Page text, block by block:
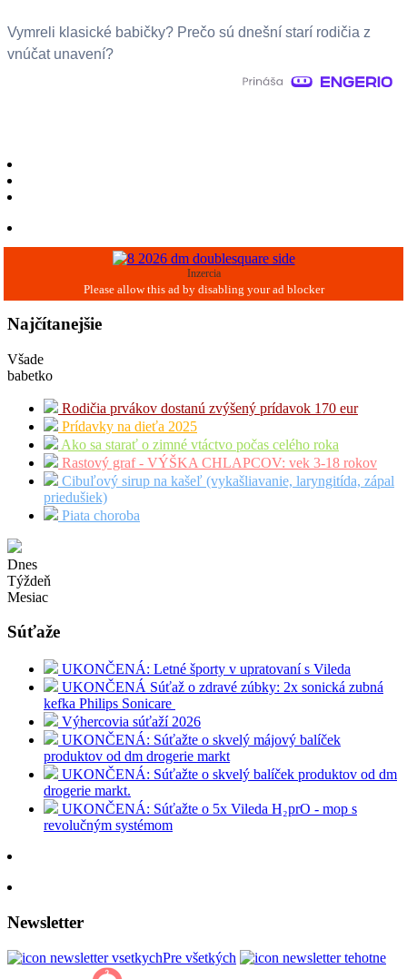
Vymreli klasické babičky? Prečo sú dnešní starí rodičia z
vnúčat unavení?
Inzercia
Najčítanejšie
Všade
babetko
Rodičia prvákov dostanú zvýšený prídavok 170 eur
Prídavky na dieťa 2025
Ako sa starať o zimné vtáctvo počas celého roka
Rastový graf - VÝŠKA CHLAPCOV: vek 3-18 rokov
Cibuľový sirup na kašeľ (vykašliavanie, laryngitída, zápal
priedušiek)
Piata choroba
Dnes
Týždeň
Mesiac
Súťaže
UKONČENÁ: Letné športy v upratovaní s Vileda
UKONČENÁ Súťaž o zdravé zúbky: 2x sonická zubná
kefka Philips Sonicare
Výhercovia súťaží 2026
UKONČENÁ: Súťažte o skvelý májový balíček
produktov od dm drogerie markt
UKONČENÁ: Súťažte o skvelý balíček produktov od dm
drogerie markt.
UKONČENÁ: Súťažte o 5x Vileda H₂prO - mop s
revolučným systémom
Newsletter
Pre všetkých